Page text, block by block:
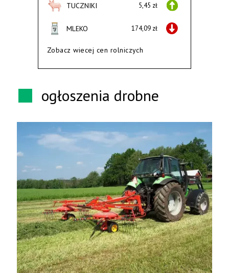
TUCZNIKI 5,45 zł
MLEKO 174,09 zł
Zobacz wiecej cen rolniczych
ogłoszenia drobne